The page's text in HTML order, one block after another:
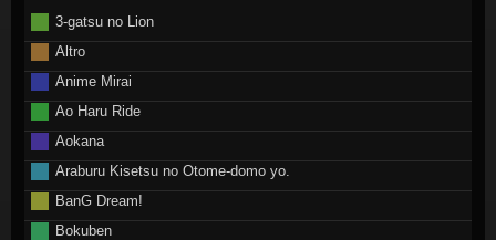
3-gatsu no Lion
Altro
Anime Mirai
Ao Haru Ride
Aokana
Araburu Kisetsu no Otome-domo yo.
BanG Dream!
Bokuben